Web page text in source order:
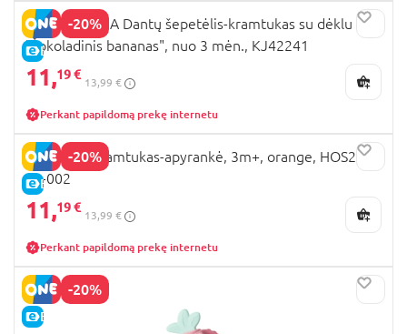
-20%
E-KAINA
EDISONMAMA Dantų šepetėlis-kramtukas su dėklu
"Šokoladinis bananas", nuo 3 mėn., KJ42241
11,19 €
13,99 €
Perkant papildomą prekę internetu
-20%
E-KAINA
HEORSHE kramtukas-apyrankė, 3m+, orange, HOS20-
02-002
11,19 €
13,99 €
Perkant papildomą prekę internetu
-20%
E-KAINA